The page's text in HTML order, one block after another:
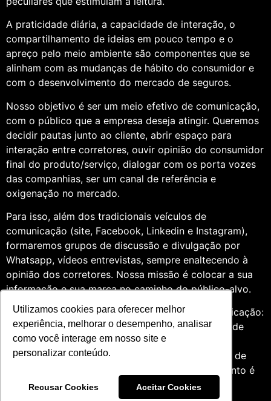
Utilizamos cookies para oferecer melhor
experiência, melhorar o desempenho, analisar
como você interage em nosso site e
personalizar conteúdo.
Recusar Cookies Aceitar Cookies
A praticidade diária, a capacidade de interação, o
compartilhamento de ideias em pouco tempo e o
apreço pelo meio ambiente são componentes que se
alinham com as mudanças de hábito do consumidor e
com o desenvolvimento do mercado de seguros.
Nosso objetivo é ser um meio efetivo de comunicação,
com o público que a empresa deseja atingir. Queremos
decidir pautas junto ao cliente, abrir espaço para
interação entre corretores, ouvir opinião do consumidor
final do produto/serviço, dialogar com os porta vozes
das companhias, ser um canal de referência e
oxigenação no mercado.
Para isso, além dos tradicionais veículos de
comunicação (site, Facebook, Linkedin e Instagram),
formaremos grupos de discussão e divulgação por
Whatsapp, vídeos entrevistas, sempre enaltecendo à
opinião dos corretores. Nossa missão é colocar a sua
informação e sua marca no caminho do público-alvo.
Somos profissionais formados na área de comunicação:
Jornalismo e Relações Públicas. Assim, por meio de
uma análise de quatro anos do setor de seguros,
entendemos que fazer um trabalho diversificado, de
relevância e com grande expertise para o segmento é
essencial àqueles que desejam contribuir para o